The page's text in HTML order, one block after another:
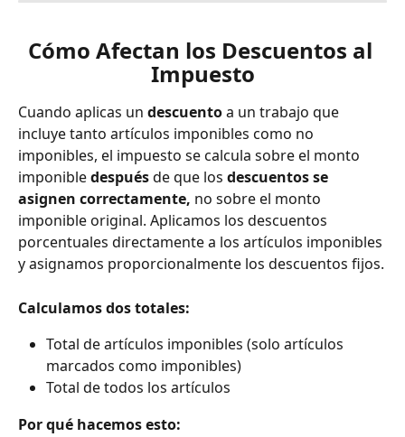
Cómo Afectan los Descuentos al
Impuesto
Cuando aplicas un descuento a un trabajo que
incluye tanto artículos imponibles como no
imponibles, el impuesto se calcula sobre el monto
imponible después de que los descuentos se
asignen correctamente, no sobre el monto
imponible original. Aplicamos los descuentos
porcentuales directamente a los artículos imponibles
y asignamos proporcionalmente los descuentos fijos.
Calculamos dos totales:
Total de artículos imponibles (solo artículos
marcados como imponibles)
Total de todos los artículos
Por qué hacemos esto: